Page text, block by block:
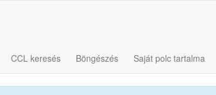
CCL keresés Böngészés Saját polc tartalma